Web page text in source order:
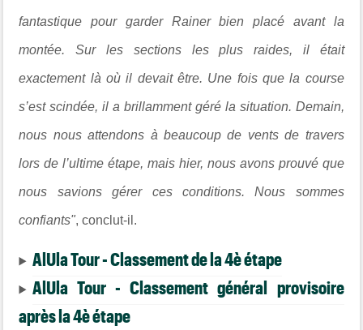
fantastique pour garder Rainer bien placé avant la
montée. Sur les sections les plus raides, il était
exactement là où il devait être. Une fois que la course
s’est scindée, il a brillamment géré la situation. Demain,
nous nous attendons à beaucoup de vents de travers
lors de l’ultime étape, mais hier, nous avons prouvé que
nous savions gérer ces conditions. Nous sommes
confiants", conclut-il.
AlUla Tour - Classement de la 4è étape
AlUla Tour - Classement général provisoire
après la 4è étape